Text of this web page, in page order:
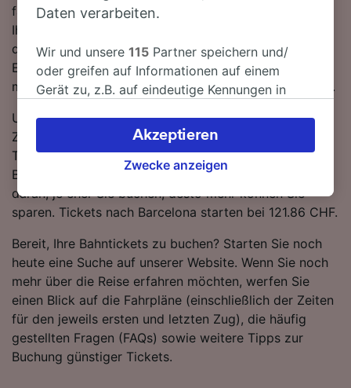
fahren für gewöhnlich 4 Züge am Tag. Sie müssen auf
Ihrer Fahrt nach Barcelona 1-mal umsteigen. Züge auf
dieser Strecke werden für gewöhnlich von NS oder
Eurostar betrieben. An Bord finden Sie standardmäßig
moderne, komfortable Sitze und viel Platz für Gepäck.
Um Ihnen dabei behilflich zu sein, die besten
Zugangebote zu erhalten, heben wir die günstigsten
Tickets von Amsterdam Schiphol Flughafen nach
Barcelona in unserem Reiseplaner hervor. Denken Sie
daran, je eher Sie buchen, desto mehr können Sie
sparen. Tickets nach Barcelona starten bei 121.86 CHF.
Bereit, Ihre Bahntickets zu buchen? Starten Sie noch
heute eine Suche auf unserer Website. Wenn Sie noch
mehr über die Reise erfahren möchten, werfen Sie
einen Blick auf die Fahrpläne (einschließlich der Zeiten
für den jeweils ersten und letzten Zug), die häufig
gestellten Fragen (FAQs) sowie weitere Tipps zur
Buchung günstiger Tickets.
Daten verarbeiten.
Wir und unsere115 Partner speichern und/
oder greifen auf Informationen auf einem
Gerät zu, z.B. auf eindeutige Kennungen in
verarbeiten. Sie können Ihre Präferenzen
akzeptieren oder verwalten, einschließlich
Ihres Widerspruchsrechts bei berechtigtem
besuchen Sie jederzeit die Seite der
Datenschutzrichtlinie. Diese Präferenzen
werden unseren Partnern signalisiert und
haben keinen Einfluss auf Surfdaten. Ihre
Daten werden nicht für Tracking-Zwecke
verwendet, wenn Sie uns gebeten haben, Ihr
Surfverhalten nicht zu verfolgen.
Wir und unsere Partner verarbeiten Daten, um
Folgendes bereitzustellen:
Zwecke anzeigen
Akzeptieren